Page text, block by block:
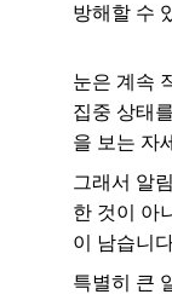
방해할 수
눈은 계속
집중 상태
을 보는 자
그래서 알
한 것이 아
이 남습니
특별히 큰